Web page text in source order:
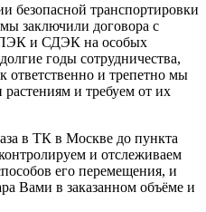
безопасной транспортировки
заключили договора с
и СДЭК на особых
годы сотрудничества,
ответственно и трепетно мы
и требуем от их
в ТК в Москве до пункта
и отслеживаем
его перемещения, и
Вами в заказанном объёме и